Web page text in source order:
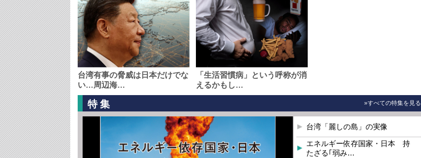
台湾有事の脅威は日本だけでな
い…周辺海…
「生活習慣病」という呼称が消
えるかもし…
特集 »すべての特集を見る
台湾「麗しの島」の実像
エネルギー依存国家・日本 持
たざる｢弱み…